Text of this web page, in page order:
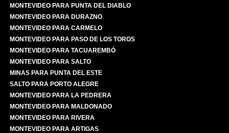
MONTEVIDEO PARA PUNTA DEL DIABLO
MONTEVIDEO PARA DURAZNO
MONTEVIDEO PARA CARMELO
MONTEVIDEO PARA PASO DE LOS TOROS
MONTEVIDEO PARA TACUAREMBÓ
MONTEVIDEO PARA SALTO
MINAS PARA PUNTA DEL ESTE
SALTO PARA PORTO ALEGRE
MONTEVIDEO PARA LA PEDRERA
MONTEVIDEO PARA MALDONADO
MONTEVIDEO PARA RIVERA
MONTEVIDEO PARA ARTIGAS